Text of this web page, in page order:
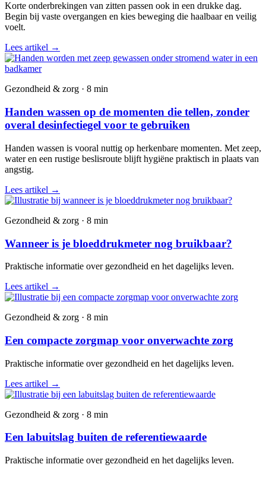
Korte onderbrekingen van zitten passen ook in een drukke dag.
Begin bij vaste overgangen en kies beweging die haalbaar en veilig
voelt.
Lees artikel →
Gezondheid & zorg · 8 min
Handen wassen op de momenten die tellen, zonder
overal desinfectiegel voor te gebruiken
Handen wassen is vooral nuttig op herkenbare momenten. Met zeep,
water en een rustige beslisroute blijft hygiëne praktisch in plaats van
angstig.
Lees artikel →
Gezondheid & zorg · 8 min
Wanneer is je bloeddrukmeter nog bruikbaar?
Praktische informatie over gezondheid en het dagelijks leven.
Lees artikel →
Gezondheid & zorg · 8 min
Een compacte zorgmap voor onverwachte zorg
Praktische informatie over gezondheid en het dagelijks leven.
Lees artikel →
Gezondheid & zorg · 8 min
Een labuitslag buiten de referentiewaarde
Praktische informatie over gezondheid en het dagelijks leven.